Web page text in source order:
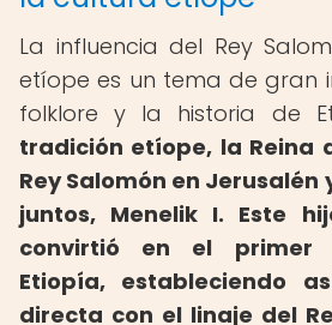
La influencia del Rey
etíope es un tema de gran
folklore y la historia de
tradición etíope, la Reina
Rey Salomón en Jerusalén
juntos, Menelik I. Este
convirtió en el primer
Etiopía, estableciendo
directa con el linaje del